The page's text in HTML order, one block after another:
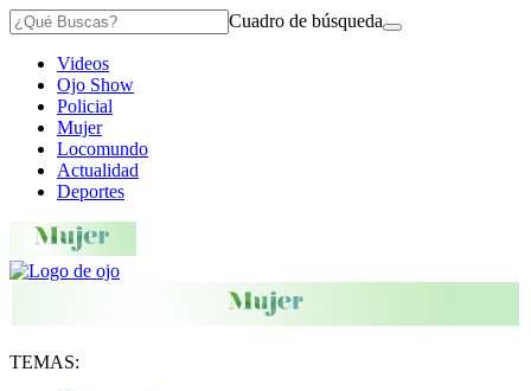
Cuadro de búsqueda
Videos
Ojo Show
Policial
Mujer
Locomundo
Actualidad
Deportes
TEMAS: